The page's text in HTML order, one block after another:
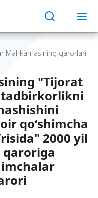
Mahkamasining qarorlari
"Tijorat
qo‘shimcha
2000 yil
qaroriga